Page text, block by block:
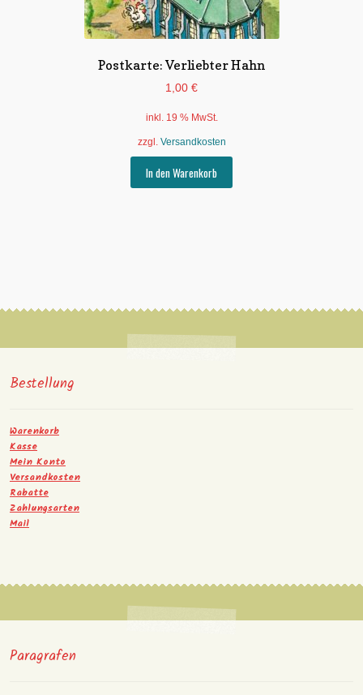
Postkarte: Verliebter Hahn
1,00 €
inkl. 19 % MwSt.
zzgl. Versandkosten
In den Warenkorb
Bestellung
Warenkorb
Kasse
Mein Konto
Versandkosten
Rabatte
Zahlungsarten
Mail
Paragrafen